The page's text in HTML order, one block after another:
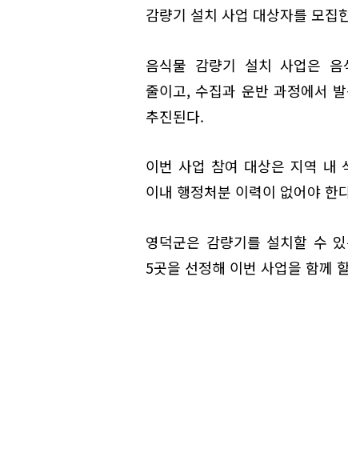
감량기 설치 사업 대상자를 모집
음식물 감량기 설치 사업은
줄이고, 수집과 운반 과정에서
추진된다.
이번 사업 참여 대상은 지역 내
이내 행정처분 이력이 없어야 한
영덕군은 감량기를 설치할 수
5곳을 선정해 이번 사업을 함께